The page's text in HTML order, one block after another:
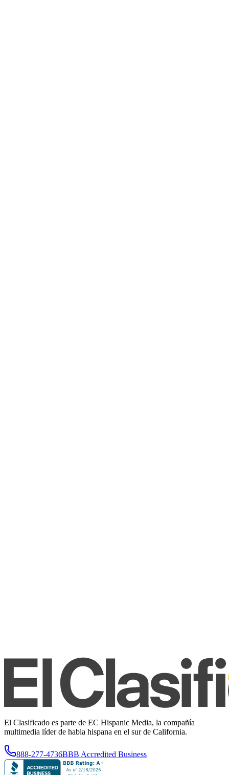
El Clasificado es parte de EC Hispanic Media, la compañía
multimedia líder de habla hispana en el sur de California.
888-277-4736BBB Accredited Business